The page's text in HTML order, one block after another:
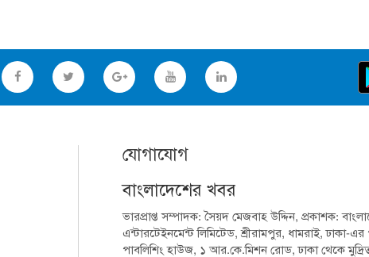
যোগাযোগ
বাংলাদেশের খবর
ভারপ্রাপ্ত সম্পাদক: সৈয়দ মেজবাহ উদ্দিন, প্রকাশক:
এন্টারটেইনমেন্ট লিমিটেড, শ্রীরামপুর, ধামরাই, ঢাকা-
পাবলিশিং হাউজ, ১ আর.কে.মিশন রোড, ঢাকা থেকে